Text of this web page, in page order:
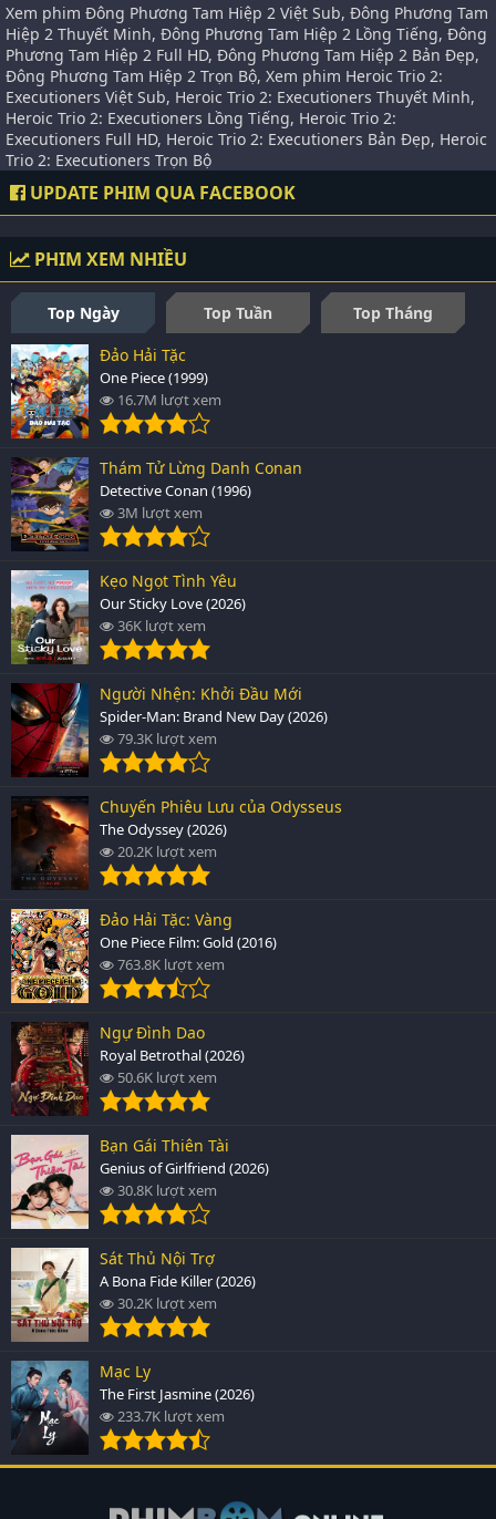
Xem phim Đông Phương Tam Hiệp 2 Việt Sub, Đông Phương Tam
Hiệp 2 Thuyết Minh, Đông Phương Tam Hiệp 2 Lồng Tiếng, Đông
Phương Tam Hiệp 2 Full HD, Đông Phương Tam Hiệp 2 Bản Đẹp,
Đông Phương Tam Hiệp 2 Trọn Bộ, Xem phim Heroic Trio 2:
Executioners Việt Sub, Heroic Trio 2: Executioners Thuyết Minh,
Heroic Trio 2: Executioners Lồng Tiếng, Heroic Trio 2:
Executioners Full HD, Heroic Trio 2: Executioners Bản Đẹp, Heroic
Trio 2: Executioners Trọn Bộ
UPDATE PHIM QUA FACEBOOK
PHIM XEM NHIỀU
Top Ngày Top Tuần
Top Tháng
Đảo Hải Tặc
One Piece (1999)
16.7M lượt xem
Thám Tử Lừng Danh Conan
Detective Conan (1996)
3M lượt xem
Kẹo Ngọt Tình Yêu
Our Sticky Love (2026)
36K lượt xem
Người Nhện: Khởi Đầu Mới
Spider-Man: Brand New Day (2026)
79.3K lượt xem
Chuyến Phiêu Lưu của Odysseus
The Odyssey (2026)
20.2K lượt xem
Đảo Hải Tặc: Vàng
One Piece Film: Gold (2016)
763.8K lượt xem
Ngự Đình Dao
Royal Betrothal (2026)
50.6K lượt xem
Bạn Gái Thiên Tài
Genius of Girlfriend (2026)
30.8K lượt xem
Sát Thủ Nội Trợ
A Bona Fide Killer (2026)
30.2K lượt xem
Mạc Ly
The First Jasmine (2026)
233.7K lượt xem